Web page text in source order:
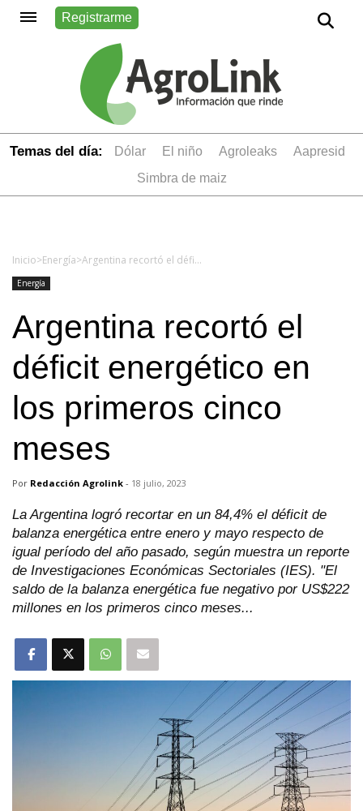
Registrarme
Temas del día: dólar el niño Agroleaks
aapresid
simbra de maiz
Inicio>Energía> Argentina recortó el déficit energético en los primeros cinco meses
Energía
Argentina recortó el
déficit energético en
los primeros cinco
meses
Por Redacción Agrolink - 18 julio, 2023
La Argentina logró recortar en un 84,4% el déficit de
balanza energética entre enero y mayo respecto de
igual período del año pasado, según muestra un reporte
de Investigaciones Económicas Sectoriales (IES). "El
saldo de la balanza energética fue negativo por US$222
millones en los primeros cinco meses...